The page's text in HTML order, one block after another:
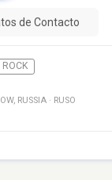
de Contacto
ROCK
, RUSSIA · RUSO